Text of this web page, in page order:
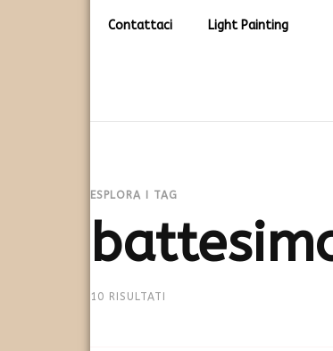
Contattaci Light Painting
ESPLORA I TAG
10 RISULTATI